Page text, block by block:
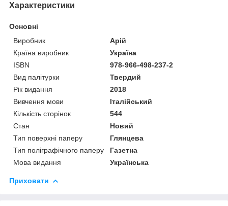
Характеристики
Основні
Виробник
Арій
Країна виробник
Україна
ISBN
978-966-498-237-2
Вид палітурки
Твердий
Рік видання
2018
Вивчення мови
Італійський
Кількість сторінок
544
Стан
Новий
Тип поверхні паперу
Глянцева
Тип поліграфічного паперу
Газетна
Мова видання
Українська
Приховати